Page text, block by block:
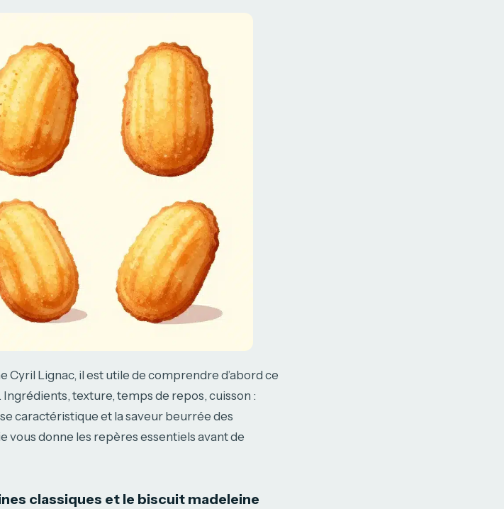
Lignac, il est utile de comprendre d’abord ce
texture, temps de repos, cuisson :
caractéristique et la saveur beurrée des
donne les repères essentiels avant de
classiques et le biscuit madeleine